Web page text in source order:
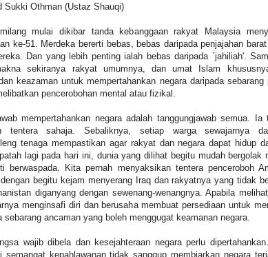
Sukki Othman (Ustaz Shauqi)
mulai dikibar tanda kebanggaan rakyat Malaysia
ke-51. Merdeka bererti bebas, bebas daripada penjajahan
Dan yang lebih penting ialah bebas daripada `jahiliah'.
sekiranya rakyat umumnya, dan umat Islam
keazaman untuk mempertahankan negara daripada sebarang
pencerobohan mental atau fizikal.
mempertahankan negara adalah tanggungjawab semua.
tentera sahaja. Sebaliknya, setiap warga sewajarnya
tenaga mempastikan agar rakyat dan negara dapat hidup
lagi pada hari ini, dunia yang dilihat begitu mudah bergolak
berwaspada. Kita pernah menyaksikan tentera penceroboh
begitu kejam menyerang Iraq dan rakyatnya yang tidak
diganyang dengan sewenang-wenangnya. Apabila
menginsafi diri dan berusaha membuat persediaan untuk
sebarang ancaman yang boleh menggugat keamanan negara.
wajib dibela dan kesejahteraan negara perlu
semangat kepahlawanan tidak sanggup membiarkan negara